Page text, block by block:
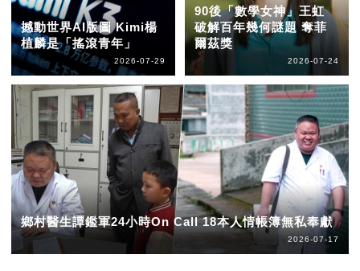
撼動世界AI版圖 Kimi楊
植麟是「搖滾青年」
2026-07-29
90後「數學女神」王虹
破解百年幾何謎題 奪菲
爾茲獎
2026-07-24
鄉村醫生譚鑑軍24小時On Call 18本人情帳簿無私奉獻
2026-07-17